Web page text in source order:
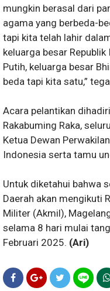
mungkin berasal dari
agama yang berbeda-
tapi kita telah lahir
keluarga besar
Putih, keluarga besar
beda tapi kita satu,”
Acara pelantikan
Rakabuming Raka,
Ketua Dewan
Indonesia serta tamu
Untuk diketahui bahwa
Daerah akan mengikuti
Militer (Akmil),
selama 8 hari mulai
Februari 2025. (Ari)